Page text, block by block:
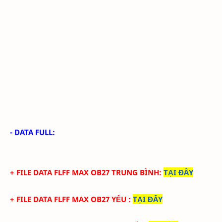
- DATA FULL:
+ FILE DATAFLFF MAX OB27 TRUNG BÌNH: TẠI ĐÂY
+ FILE DATAFLFF MAX OB27 YẾU : TẠI ĐÂY